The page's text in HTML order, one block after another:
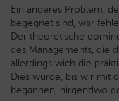
Ein anderes Problem,
begegnet sind, war
Der theoretische
des Managements, die
allerdings wich die
Dies wurde, bis wir mit
begannen, nirgendwo